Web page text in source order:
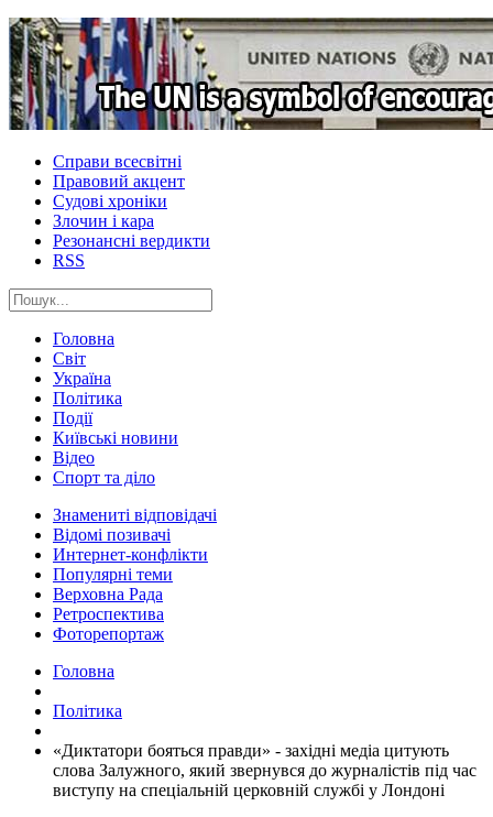
Справи всесвітні
Правовий акцент
Судові хроніки
Злочин і кара
Резонансні вердикти
RSS
Головна
Світ
Україна
Політика
Події
Київські новини
Відео
Спорт та діло
Знамениті відповідачі
Відомі позивачі
Интернет-конфлікти
Популярні теми
Верховна Рада
Ретроспектива
Фоторепортаж
Головна
Політика
​«Диктатори бояться правди» - західні медіа цитують
слова Залужного, який звернувся до журналістів під час
виступу на спеціальній церковній службі у Лондоні